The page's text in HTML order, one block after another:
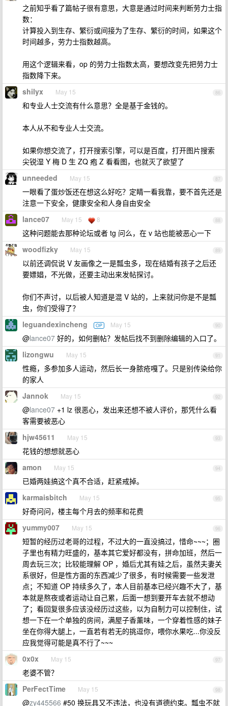
之前知乎看了篇帖子很有意思，大意是通过时间来判断劳力士指
数：
计算投入到生存、繁衍或间接为了生存、繁衍的时间，如果这个
时间越多，劳力士指数越高。
用这个逻辑来看，op 的劳力士指数太高，要想改变先把劳力士
指数降下来。
86
shilyx May 15
和专业人士交流有什么意思？全是基于金钱的。
本人从不和专业人士交流。
如果你想交流了，打开搜索引擎，可以是百度，打开图片搜索
尖锐湿 Y 梅 D 生 ZQ 疱 Z 看看图，也就灭了欲望了
87
unneeded May 15
一眼看了蛋炒饭还在想这么好吃？定睛一看我靠，要不首先还是
注意一下安全，健康安全和人身自由安全
88
lance07 May 15 8
这种问题能去那种论坛或者 tg 问么，在 v 站也能被恶心一下
89
woodfizky May 15
以前还调侃说 V 友画像之一是瓢虫多，现在结婚有孩子之后还
要嫖娼，不光做，还要主动出来发帖探讨。
你们不声讨，以后被人知道是混 V 站的，上来就问你是不是瓢
虫，你们受得了？
90
leguandexincheng OP May 15
@lance07 好的，如何删帖？发帖后找不到删除编辑的入口了。
91
lizongwu May 15
性瘾，多参加多人运动，然后长一身脓疮嘎了。只是别传染给你
的家人
92
Jannok May 15
@lance07 +1 lz 很恶心，发出来还想不被人评价，那凭什么看
客需要被恶心
93
hjw45611 May 15
花钱的想想就恶心
94
amon May 15
已婚两娃搞这个真不合适，赶紧戒掉。
95
karmaisbitch May 15
好奇问问，楼主每个月去的频率和花费
96
yummy007 May 15
短暂的经历过老哥的过程，不过大的一直没搞过，惜命~~~；圈
子里也有精力旺盛的，基本其它爱好都没有，拼命加班，然后一
周去玩三次；比较能理解 OP ，婚后尤其有娃之后，虽然夫妻关
系很好，但是性方面的东西减少了很多，有时候需要一些发泄
点；不知道 OP 持续多久了，本人目前基本已经兴趣不大了，基
本就是熬夜或者运动让自己累，后面一想到要开车去就不想动
了；看回复很多应该没经历过这些，以为自制力可以控制住，试
想一下在一个单独的房间，满屋子香薰味，一个穿着性感的妹子
坐在你得大腿上，一直若有若无的挑逗你，喂你水果吃...你没反
应我觉得可能是真不行了~~~
97
0x0x May 15
老婆不管？
98
PerFectTime May 15
@zy445566 #50 换玩具又不违法，也没有道德约束。瓢虫不就